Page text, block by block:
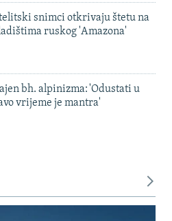
snimci otkrivaju štetu na
ruskog 'Amazona'
bh. alpinizma: 'Odustati u
vrijeme je mantra'